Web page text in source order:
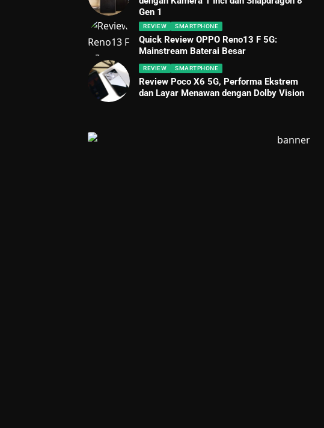
Gen 1
REVIEW SMARTPHONE
Quick Review OPPO Reno13 F 5G:
Mainstream Baterai Besar
REVIEW SMARTPHONE
Review Poco X6 5G, Performa Ekstrem
dan Layar Menawan dengan Dolby Vision